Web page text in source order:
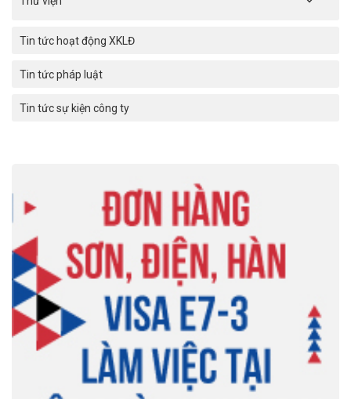
Tin tức hoạt động XKLĐ
Tin tức pháp luật
Tin tức sự kiện công ty